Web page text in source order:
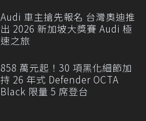
Audi 車主搶先報名 台灣奧迪推
出 2026 新加坡大獎賽 Audi 極
速之旅
858 萬元起！30 項黑化細節加
持 26 年式 Defender OCTA
Black 限量 5 席登台